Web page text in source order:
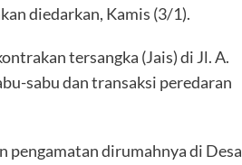
diedarkan, Kamis (3/1).
tersangka (Jais) di Jl. A.
sabu dan transaksi peredaran
pengamatan dirumahnya di Desa